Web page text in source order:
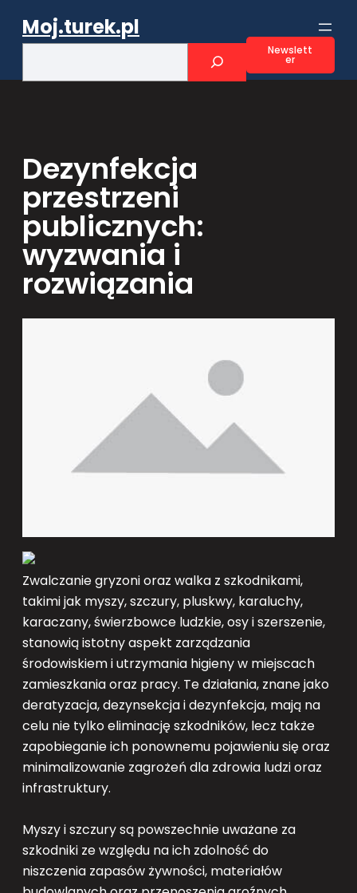
Moj.turek.pl
h
Newslett
er
Dezynfekcja
przestrzeni
publicznych:
wyzwania i
rozwiązania
Zwalczanie gryzoni oraz walka z szkodnikami,
takimi jak myszy, szczury, pluskwy, karaluchy,
karaczany, świerzbowce ludzkie, osy i szerszenie,
stanowią istotny aspekt zarządzania
środowiskiem i utrzymania higieny w miejscach
zamieszkania oraz pracy. Te działania, znane jako
deratyzacja, dezynsekcja i dezynfekcja, mają na
celu nie tylko eliminację szkodników, lecz także
zapobieganie ich ponownemu pojawieniu się oraz
minimalizowanie zagrożeń dla zdrowia ludzi oraz
infrastruktury.
Myszy i szczury są powszechnie uważane za
szkodniki ze względu na ich zdolność do
niszczenia zapasów żywności, materiałów